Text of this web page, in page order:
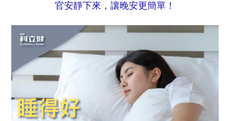
官安靜下來，讓晚安更簡單！